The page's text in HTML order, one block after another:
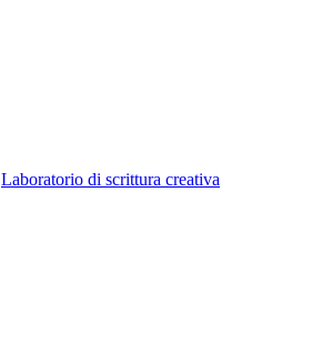
Laboratorio di scrittura creativa